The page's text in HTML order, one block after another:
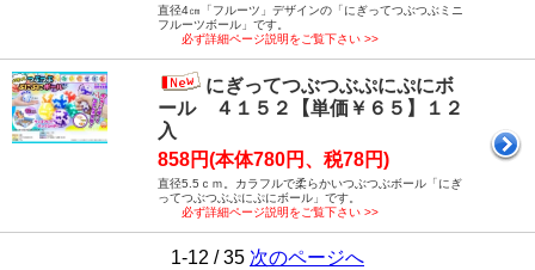
直径4㎝「フルーツ」デザインの「にぎってつぶつぶミニ
フルーツボール」です。
必ず詳細ページ説明をご覧下さい >>
にぎってつぶつぶぷにぷにボ
ール ４１５２【単価￥６５】１２
入
858円(本体780円、税78円)
直径5.5ｃｍ。カラフルで柔らかいつぶつぶボール「にぎ
ってつぶつぶぷにぷにボール」です。
必ず詳細ページ説明をご覧下さい >>
1-12 / 35 次のページへ